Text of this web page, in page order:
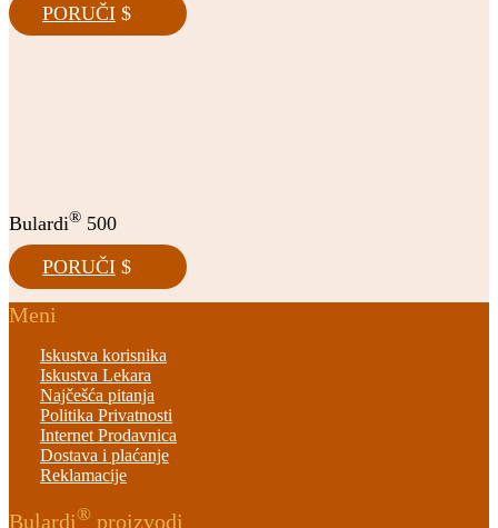
PORUČI
Bulardi® 500
PORUČI
Meni
Iskustva korisnika
Iskustva Lekara
Najčešća pitanja
Politika Privatnosti
Internet Prodavnica
Dostava i plaćanje
Reklamacije
Bulardi® proizvodi